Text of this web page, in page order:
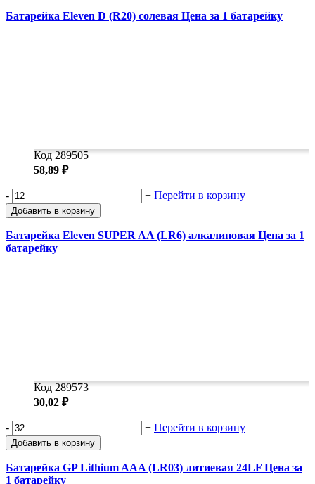
Батарейка Eleven D (R20) солевая Цена за 1 батарейку
Код 289505
58,89 ₽
- + Перейти в корзину
Добавить в корзину
Батарейка Eleven SUPER AA (LR6) алкалиновая Цена за 1
батарейку
Код 289573
30,02 ₽
- + Перейти в корзину
Добавить в корзину
Батарейка GP Lithium AAA (LR03) литиевая 24LF Цена за
1 батарейку